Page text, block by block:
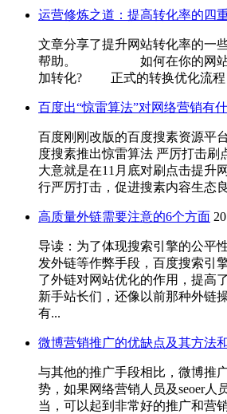
运营修炼之道：提高转化率的四
文章分享了提升网站转化率的一
帮助。 如何在你的网站上
加转化? 正式的转换优化流程
百度出“惊雷算法”对网络营销有
百度刚刚改版的百度搜素资源平
度搜素推出惊雷算法 严厉打击刷
大意就是在11月底对刷点击提升
行严厉打击，促进搜素内容生态
高质量外链需要注意的6个方面
导读：为了体现搜索引擎的公平
发外链等作弊手段，百度搜索引
了外链对网站优化的作用，提高
新手站长们，还像以前那种外链
有...
微博营销推广的优缺点及其方法
与其他的推广手段相比，微博推
势，如果网络营销人员及seoer人
当，可以起到非常好的推广和